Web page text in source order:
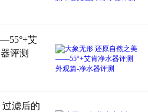
艾
评测
过滤后的